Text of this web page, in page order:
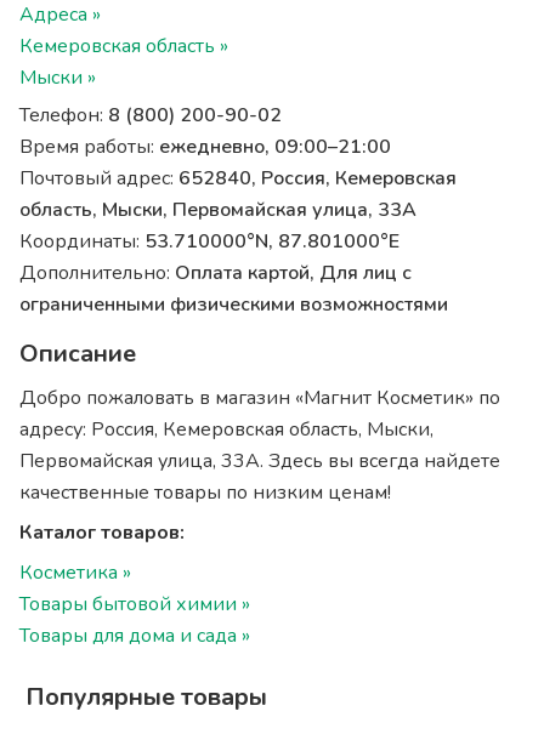
Адреса »
Кемеровская область »
Мыски »
Телефон: 8 (800) 200-90-02
Время работы: ежедневно, 09:00–21:00
Почтовый адрес: 652840, Россия, Кемеровская
область, Мыски, Первомайская улица, 33А
Координаты: 53.710000°N, 87.801000°E
Дополнительно: Оплата картой, Для лиц с
ограниченными физическими возможностями
Описание
Добро пожаловать в магазин «Магнит Косметик» по
адресу: Россия, Кемеровская область, Мыски,
Первомайская улица, 33А. Здесь вы всегда найдете
качественные товары по низким ценам!
Каталог товаров:
Косметика »
Товары бытовой химии »
Товары для дома и сада »
Популярные товары